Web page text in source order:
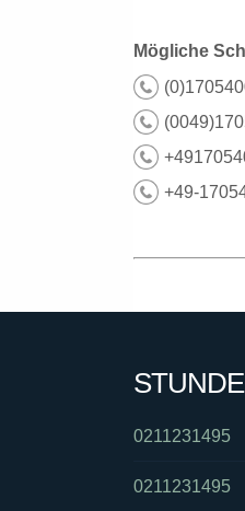
Mögliche
+49-
STUNDE
0211231495
0211231495